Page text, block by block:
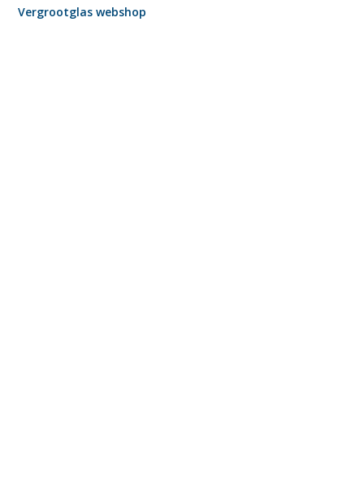
Vergrootglas webshop